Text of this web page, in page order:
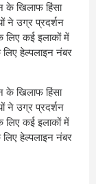
के खिलाफ हिंसा
ने उग्र प्रदर्शन
लिए कई इलाकों में
हेल्पलाइन नंबर
के खिलाफ हिंसा
ने उग्र प्रदर्शन
लिए कई इलाकों में
हेल्पलाइन नंबर